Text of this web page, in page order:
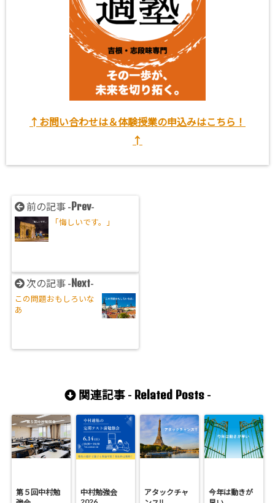
↑お問い合わせは＆体験授業の申込みはこちら！
↑
前の記事 -Prev-
「悔しいです。」
次の記事 -Next-
この問題おもしろいな
あ
関連記事 - Related Posts-
第５回中村勉
中村勉強会
2026
アタックチャ
今年は動きが